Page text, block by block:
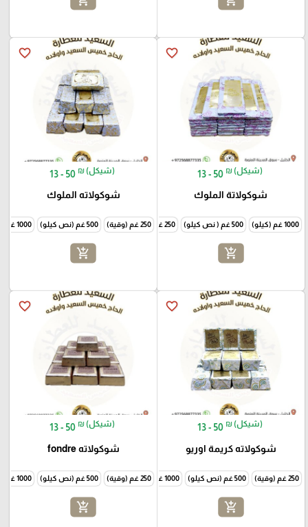
favorite_border
13 - 50 ₪ (شيكل)
شوكولاتة الملوك
1000 غم (كيلو) 500 غم ( نص كيلو) 250 غم ( وقية )
add_shopping_cart
favorite_border
13 - 50 ₪ (شيكل)
شوكولاته الملوك
250 غم (وقية) 500 غم (نص كيلو) 1000 غم (كيلو)
add_shopping_cart
favorite_border
13 - 50 ₪ (شيكل)
شوكولاته كريمة اوريو
250 غم (وقية) 500 غم (نص كيلو) 1000 غم (كيلو)
add_shopping_cart
favorite_border
13 - 50 ₪ (شيكل)
شوكولاته fondre
250 غم (وقية) 500 غم (نص كيلو) 1000 غم (كيلو)
add_shopping_cart